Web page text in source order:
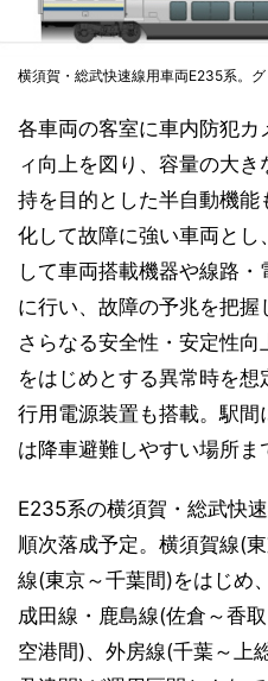
横須賀・総武快速線用車両E235系。
各車両の客室に車内防犯
ィ向上を図り、容量の大
持を目的とした半自動機
化して故障に強い車両と
して車両搭載機器や線路
に行い、故障の予兆を把握
さらなる安全性・安定性
をはじめとする異常時を
行用電源装置も搭載。駅
は降車避難しやすい場所ま
E235系の横須賀・総武快
順次落成予定。横須賀線(
線(東京～千葉間)をはじめ
成田線・鹿島線(佐倉～香
空港間)、外房線(千葉～上